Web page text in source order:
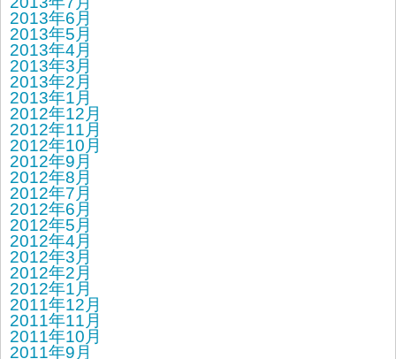
2013年6月
2013年5月
2013年4月
2013年3月
2013年2月
2013年1月
2012年12月
2012年11月
2012年10月
2012年9月
2012年8月
2012年7月
2012年6月
2012年5月
2012年4月
2012年3月
2012年2月
2012年1月
2011年12月
2011年11月
2011年10月
2011年9月